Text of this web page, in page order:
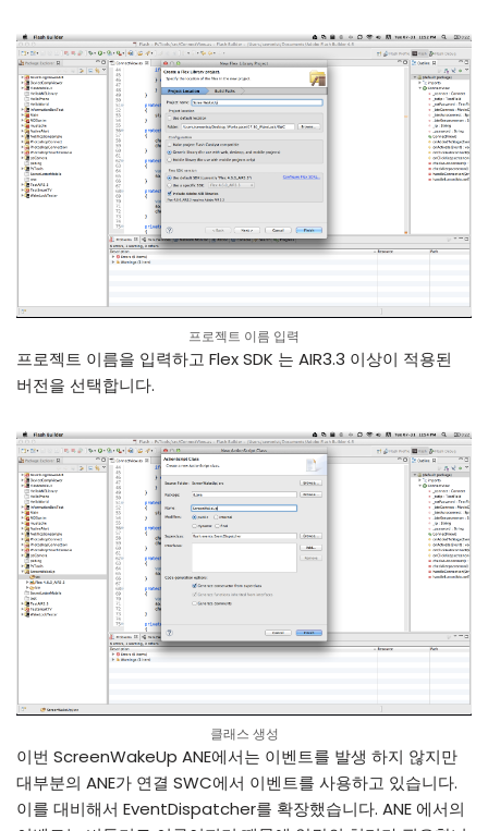
프로젝트 이름 입력
프로젝트 이름을 입력하고 Flex SDK 는 AIR3.3 이상이 적용된
버전을 선택합니다.
클래스 생성
이번 ScreenWakeUp ANE에서는 이벤트를 발생 하지 않지만
대부분의 ANE가 연결 SWC에서 이벤트를 사용하고 있습니다.
이를 대비해서 EventDispatcher를 확장했습니다. ANE 에서의